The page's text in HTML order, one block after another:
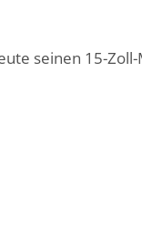
seinen 15-